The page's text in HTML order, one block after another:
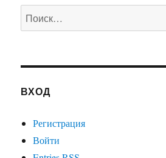
Искать:
ВХОД
Регистрация
Войти